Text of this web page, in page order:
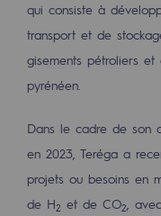
Hydrogène
Hydrogène
Production
Transport
Stockage
qui consiste à
transport et de
gisements pétroliers
pyrénéen.
Dans le cadre de son
en 2023, Teréga a
projets ou besoins en
de H2 et de CO2
,